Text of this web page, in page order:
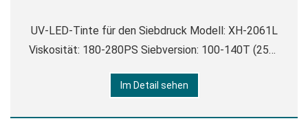
UV-LED-Tinte für den Siebdruck Modell: XH-2061L
Viskosität: 180-280PS Siebversion: 100-140T (250-
Siebdruck, Handsiebdruck. Trocknung: LED-UV-
Im Detail sehen